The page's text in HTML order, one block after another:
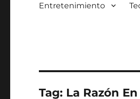
Entretenimiento
Tag: La Razón